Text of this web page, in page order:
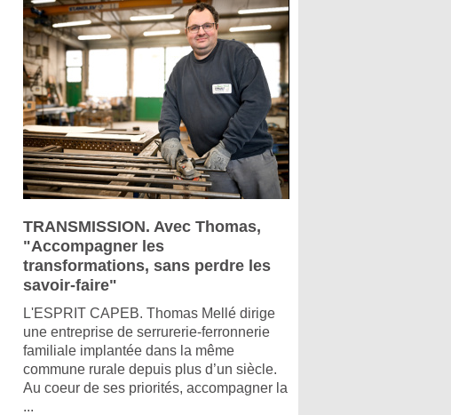
TRANSMISSION. Avec Thomas,
"Accompagner les
transformations, sans perdre les
savoir-faire"
L'ESPRIT CAPEB. Thomas Mellé dirige
une entreprise de serrurerie-ferronnerie
familiale implantée dans la même
commune rurale depuis plus d’un siècle.
Au coeur de ses priorités, accompagner la
...